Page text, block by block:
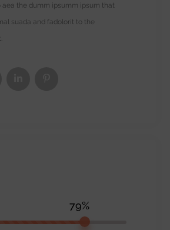
aea the dumm ipsumm ipsum that
suada and fadolorit to the
79%